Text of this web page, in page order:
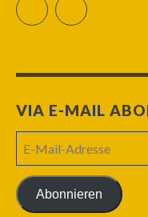
FacebookRSS Feed
VIA E-MAIL
Mail-
Adresse
Abonnieren